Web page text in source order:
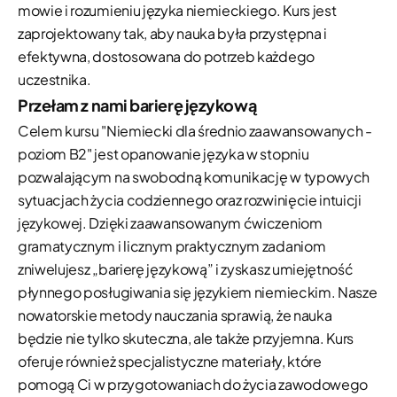
mowie i rozumieniu języka niemieckiego. Kurs jest
zaprojektowany tak, aby nauka była przystępna i
efektywna, dostosowana do potrzeb każdego
uczestnika.
Przełam z nami barierę językową
Celem kursu "Niemiecki dla średnio zaawansowanych -
poziom B2" jest opanowanie języka w stopniu
pozwalającym na swobodną komunikację w typowych
sytuacjach życia codziennego oraz rozwinięcie intuicji
językowej. Dzięki zaawansowanym ćwiczeniom
gramatycznym i licznym praktycznym zadaniom
zniwelujesz „barierę językową” i zyskasz umiejętność
płynnego posługiwania się językiem niemieckim. Nasze
nowatorskie metody nauczania sprawią, że nauka
będzie nie tylko skuteczna, ale także przyjemna. Kurs
oferuje również specjalistyczne materiały, które
pomogą Ci w przygotowaniach do życia zawodowego